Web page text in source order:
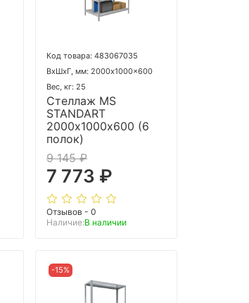
Код товара: 483067035
ВхШхГ, мм: 2000x1000x600
Вес, кг: 25
Стеллаж MS
STANDART
2000х1000х600 (6
полок)
9 145 ₽
7 773 ₽
Отзывов - 0
Наличие:В наличии
-15%